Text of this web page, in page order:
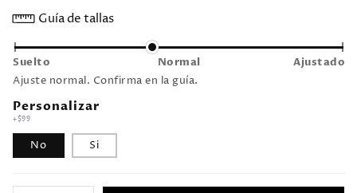
Guía de tallas
Suelto Normal Ajustado
Ajuste normal. Confirma en la guía.
Personalizar
+$99
No Si